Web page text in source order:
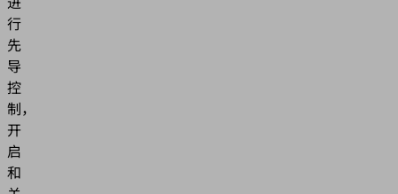
行
先
导
控
制，
开
启
和